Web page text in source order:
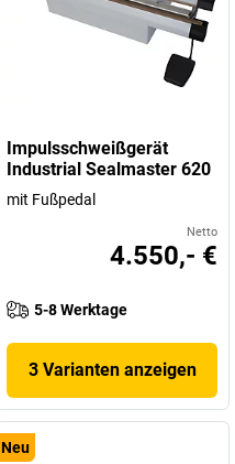
Impulsschweißgerät
Industrial Sealmaster 620
mit Fußpedal
Netto
4.550,- €
5-8 Werktage
3 Varianten anzeigen
Neu